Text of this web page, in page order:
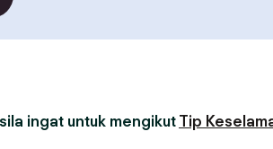
ingat untuk mengikut Tip